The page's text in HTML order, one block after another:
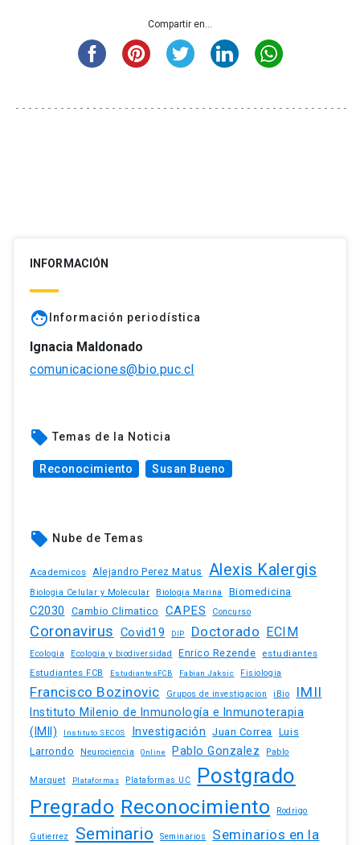
Compartir en...
INFORMACIÓN
face Información periodística
Ignacia Maldonado
comunicaciones@bio.puc.cl
local_offer Temas de la Noticia
Reconocimiento Susan Bueno
local_offer Nube de Temas
Academicos Alejandro Perez Matus Alexis Kalergis
Biologia Celular y Molecular Biologia Marina Biomedicina
C2030 Cambio Climatico CAPES Concurso
Coronavirus Covid19 DIP Doctorado ECIM
Ecologia Ecologia y biodiversidad Enrico Rezende estudiantes
Estudiantes FCB EstudiantesFCB Fabian Jaksic Fisiologia
Francisco Bozinovic Grupos de investigacion iBio IMII
Instituto Milenio de Inmunología e Inmunoterapia
(IMII)
Instituto SECOS Investigación Juan Correa Luis
Larrondo
Neurociencia Online Pablo Gonzalez Pablo
Marquet Plataformas Plataformas UC Postgrado
Pregrado Reconocimiento Rodrigo
Gutierrez Seminario Seminarios
Seminarios en la